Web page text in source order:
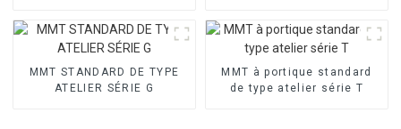
MMT STANDARD DE TYPE
ATELIER SÉRIE G
MMT à portique standard
de type atelier série T